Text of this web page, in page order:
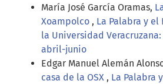
María José García Oramas,
Xoampolco , La Palabra y el
la Universidad Veracruzana:
abril-junio
Edgar Manuel Alemán
casa de la OSX , La Palabra